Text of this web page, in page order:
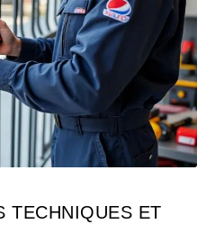
TECHNIQUES ET